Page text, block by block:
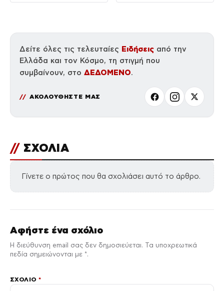
Δείτε όλες τις τελευταίες Ειδήσεις από την
Ελλάδα και τον Κόσμο, τη στιγμή που
συμβαίνουν, στο ΔΕΔΟΜΕΝΟ.
ΑΚΟΛΟΥΘΗΣΤΕ ΜΑΣ
// ΣΧΟΛΙΑ
Γίνετε ο πρώτος που θα σχολιάσει αυτό το άρθρο.
Αφήστε ένα σχόλιο
Η διεύθυνση email σας δεν δημοσιεύεται. Τα υποχρεωτικά
πεδία σημειώνονται με *.
ΣΧΌΛΙΟ*